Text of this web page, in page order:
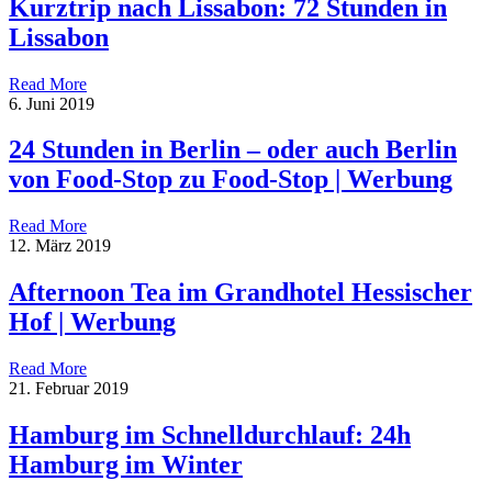
Kurztrip nach Lissabon: 72 Stunden in
Lissabon
Read More
6. Juni 2019
24 Stunden in Berlin – oder auch Berlin
von Food-Stop zu Food-Stop | Werbung
Read More
12. März 2019
Afternoon Tea im Grandhotel Hessischer
Hof | Werbung
Read More
21. Februar 2019
Hamburg im Schnelldurchlauf: 24h
Hamburg im Winter